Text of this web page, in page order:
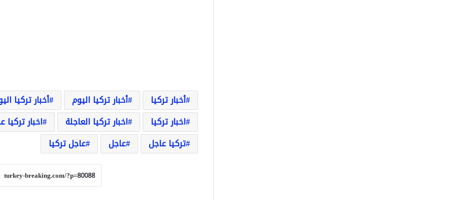
أخبار تركيا أخبار تركيا اليوم أخبار تركيا
اخبار تركيا
اخبار تركيا العاجلة اخبار تركيا
تركيا عاجل
عاجل عاجل تركيا